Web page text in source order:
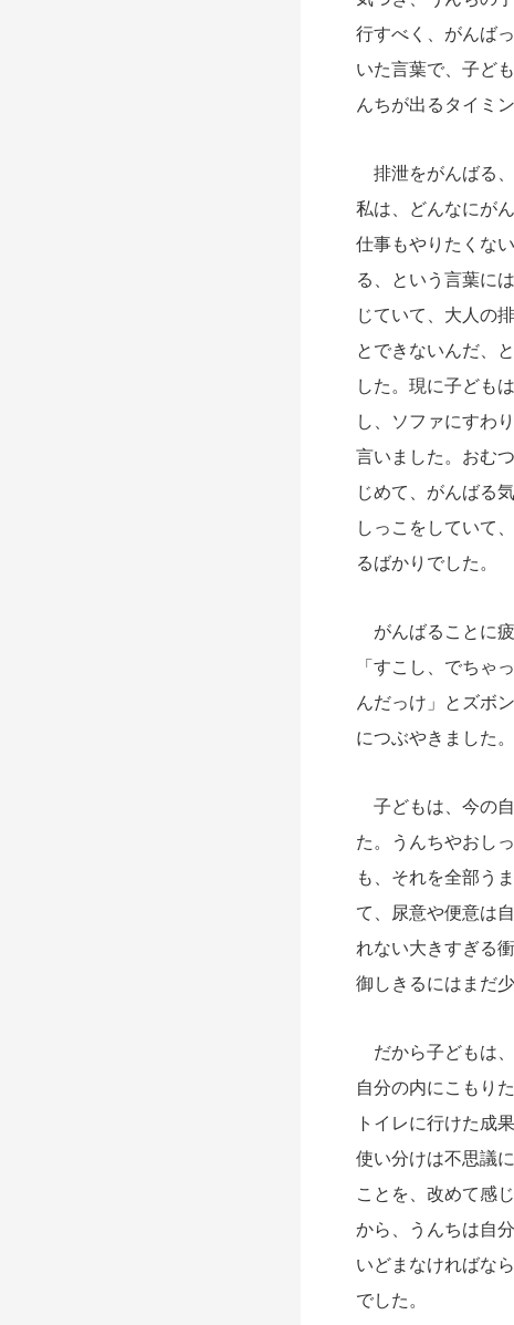
行すべく、がんば
いた言葉で、子ど
んちが出るタイミ
排泄をがんばる
私は、どんなにが
仕事もやりたくな
る、という言葉に
じていて、大人の
とできないんだ、
した。現に子ども
し、ソファにすわ
言いました。おむ
じめて、がんばる
しっこをしていて
るばかりでした。
がんばることに
「すこし、でちゃ
んだっけ」とズボ
につぶやきました。
子どもは、今の
た。うんちやおし
も、それを全部う
て、尿意や便意は
れない大きすぎる
御しきるにはまだ
だから子どもは
自分の内にこもり
トイレに行けた成
使い分けは不思議
ことを、改めて感
から、うんちは自
いどまなければな
でした。